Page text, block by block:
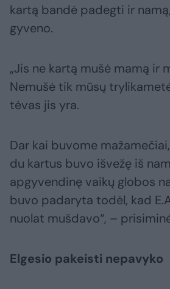
kartą bandė padegti ir
gyveno.
„Jis ne kartą mušė mamą ir
Nemušė tik mūsų
tėvas jis yra.
Dar kai buvome
du kartus buvo išvežę iš
apgyvendinę vaikų globos
buvo padaryta todėl, kad
nuolat mušdavo“, –
Elgesio pakeisti nepavyko